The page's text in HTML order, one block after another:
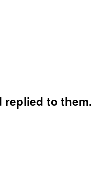
replied to them.